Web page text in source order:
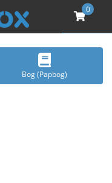
0
Bog (Papbog)